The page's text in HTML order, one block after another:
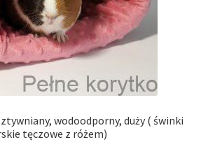
wodoodporny, duży ( świnki
tęczowe z różem)